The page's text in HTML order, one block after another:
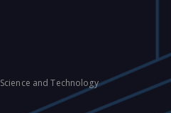
and Technology